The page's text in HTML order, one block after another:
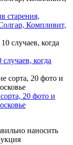
старения,
Компливит,
когда
20 фото и